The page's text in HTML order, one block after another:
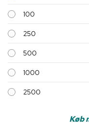
100
250
500
1000
2500
Køb